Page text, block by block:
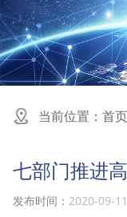
当前位置： 首页
七部门推进
发布时间： 2020-09-